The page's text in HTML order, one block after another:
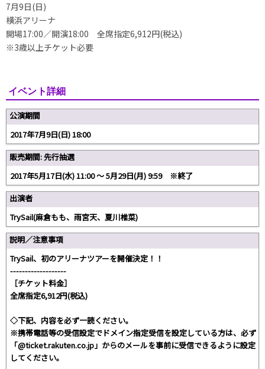
7月9日(日)
横浜アリーナ
開場17:00／開演18:00 全席指定6,912円(税込)
※3歳以上チケット必要
イベント詳細
公演期間
2017年7月9日(日) 18:00
販売期間: 先行抽選
2017年5月17日(水) 11:00 〜 5月29日(月) 9:59 ※終了
出演者
TrySail(麻倉もも、雨宮天、夏川椎菜)
説明／注意事項
TrySail、初のアリーナツアーを開催決定！！
-------------------
［チケット料金］
全席指定6,912円(税込)
◇下記、内容を必ず一読ください。
※携帯電話等の受信設定でドメイン指定受信を設定している方は、必ず
「@ticket.rakuten.co.jp」からのメールを事前に受信できるように設定
してください。